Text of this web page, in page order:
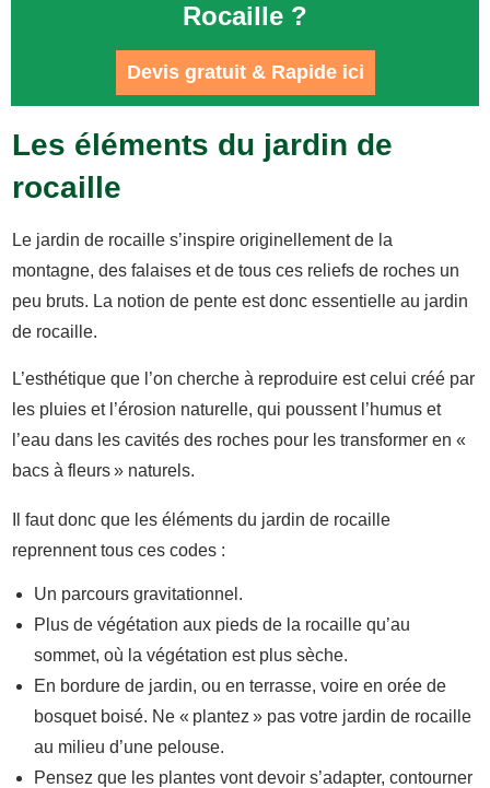
Rocaille ?
Devis gratuit & Rapide ici
Les éléments du jardin de
rocaille
Le jardin de rocaille s’inspire originellement de la
montagne, des falaises et de tous ces reliefs de roches un
peu bruts. La notion de pente est donc essentielle au jardin
de rocaille.
L’esthétique que l’on cherche à reproduire est celui créé par
les pluies et l’érosion naturelle, qui poussent l’humus et
l’eau dans les cavités des roches pour les transformer en «
bacs à fleurs » naturels.
Il faut donc que les éléments du jardin de rocaille
reprennent tous ces codes :
Un parcours gravitationnel.
Plus de végétation aux pieds de la rocaille qu’au
sommet, où la végétation est plus sèche.
En bordure de jardin, ou en terrasse, voire en orée de
bosquet boisé. Ne « plantez » pas votre jardin de rocaille
au milieu d’une pelouse.
Pensez que les plantes vont devoir s’adapter, contourner